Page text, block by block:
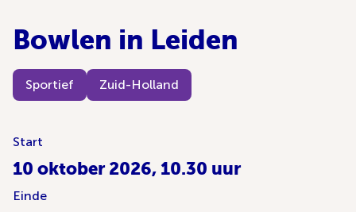
Bowlen in Leiden
Sportief Zuid-Holland
Start
10 oktober 2026, 10.30 uur
Einde